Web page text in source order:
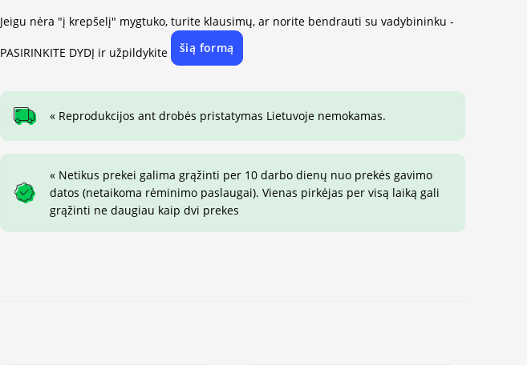
Jeigu nėra "į krepšelį" mygtuko, turite klausimų, ar norite bendrauti su vadybininku -
PASIRINKITE DYDĮ ir užpildykite šią formą
« Reprodukcijos ant drobės pristatymas Lietuvoje nemokamas.
« Netikus prekei galima grąžinti per 10 darbo dienų nuo prekės gavimo
datos (netaikoma rėminimo paslaugai). Vienas pirkėjas per visą laiką gali
grąžinti ne daugiau kaip dvi prekes